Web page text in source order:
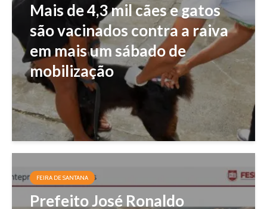
Mais de 4,3 mil cães e gatos
são vacinados contra a raiva
em mais um sábado de
mobilização
FEIRA DE SANTANA
Prefeito José Ronaldo